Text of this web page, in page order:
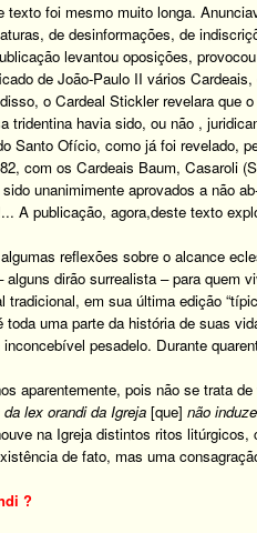
texto foi mesmo muito longa.
de desinformações, de
levantou oposições,
de João-Paulo II vários
o Cardeal Stickler revelara que
tridentina havia sido, ou não ,
Santo Ofício, como já foi revelado,
com os Cardeais Baum, Casaroli
unanimimente aprovados a não
A publicação, agora,deste texto
reflexões sobre o alcance
alguns dirão surrealista – para quem
tradicional, em sua última edição
toda uma parte da história de suas
pesadelo. Durante
aparentemente, pois não se trata
lex orandi da Igreja [que] não
na Igreja distintos ritos
de fato, mas uma
?